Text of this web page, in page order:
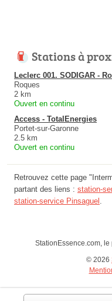
Stations à
Leclerc 001. SODIGAR -
Roques
2 km
Ouvert en continu
Access - TotalEnergies
Portet-sur-Garonne
2.5 km
Ouvert en continu
Retrouvez cette page
partant des liens : station-
station-service Pinsaguel
StationEssence.com,
© 2026